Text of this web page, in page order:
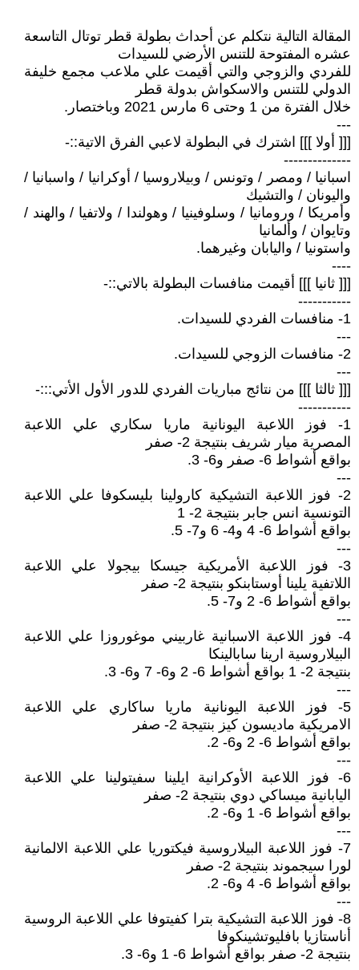
المقالة التالية نتكلم عن أحداث بطولة قطر توتال التاسعة
عشره المفتوحة للتنس الأرضي للسيدات
للفردي والزوجي والتي أقيمت علي ملاعب مجمع خليفة
الدولي للتنس والاسكواش بدولة قطر
خلال الفترة من 1 وحتى 6 مارس 2021 وباختصار.
---
[[[ أولا ]]] اشترك في البطولة لاعبي الفرق الاتية::-
--------------
اسبانيا / ومصر / وتونس / وبيلاروسيا / أوكرانيا / واسبانيا /
واليونان / والتشيك
وأمريكا / ورومانيا / وسلوفينيا / وهولندا / ولاتفيا / والهند /
وتايوان / وألمانيا
واستونيا / واليابان وغيرهما.
----
[[[ ثانيا ]]] أقيمت منافسات البطولة بالاتي::-
-----------
1- منافسات الفردي للسيدات.
---
2- منافسات الزوجي للسيدات.
---
[[[ ثالثا ]]] من نتائج مباريات الفردي للدور الأول الأتي:::-
-----------
1- فوز اللاعبة اليونانية ماريا سكاري علي اللاعبة
المصرية ميار شريف بنتيجة 2- صفر
بواقع أشواط 6- صفر و6- 3.
---
2- فوز اللاعبة التشيكية كارولينا بليسكوفا علي اللاعبة
التونسية انس جابر بنتيجة 2- 1
بواقع أشواط 6- 4 و4- 6 و7- 5.
---
3- فوز اللاعبة الأمريكية جيسكا بيجولا علي اللاعبة
اللاتفية يلينا أوستابنكو بنتيجة 2- صفر
بواقع أشواط 6- 2 و7- 5.
---
4- فوز اللاعبة الاسبانية غاربيني موغوروزا علي اللاعبة
البيلاروسية ارينا سابالينكا
بنتيجة 2- 1 بواقع أشواط 6- 2 و6- 7 و6- 3.
---
5- فوز اللاعبة اليونانية ماريا ساكاري علي اللاعبة
الامريكية ماديسون كيز بنتيجة 2- صفر
بواقع أشواط 6- 2 و6- 2.
---
6- فوز اللاعبة الأوكرانية ايلينا سفيتولينا علي اللاعبة
اليابانية ميساكي دوي بنتيجة 2- صفر
بواقع أشواط 6- 1 و6- 2.
---
7- فوز اللاعبة البيلاروسية فيكتوريا علي اللاعبة الالمانية
لورا سيجموند بنتيجة 2- صفر
بواقع أشواط 6- 4 و6- 2.
---
8- فوز اللاعبة التشيكية بترا كفيتوفا علي اللاعبة الروسية
أناستازيا بافليوتشينكوفا
بنتيجة 2- صفر بواقع أشواط 6- 1 و6- 3.